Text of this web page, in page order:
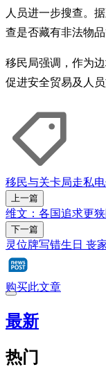
人员进一步搜查。
查是否藏有非法物品
移民局强调，作为
促进安全贸易及人
移民与关卡局走私
上一篇
维文：各国追求更
下一篇
灵位牌写错生日 丧
购买此文章
最新
热门